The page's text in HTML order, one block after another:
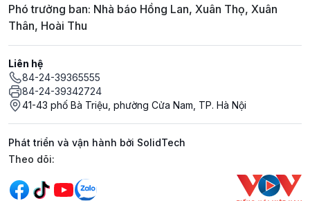
Phó trưởng ban: Nhà báo Hồng Lan, Xuân Thọ, Xuân
Thân, Hoài Thu
Liên hệ
84-24-39365555
84-24-39342724
41-43 phố Bà Triệu, phường Cửa Nam, TP. Hà Nội
Phát triển và vận hành bởi SolidTech
Mạng xã hội
Theo dõi: